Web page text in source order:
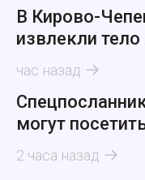
В Кирово-
извлекли
час назад
могут
2 часа назад